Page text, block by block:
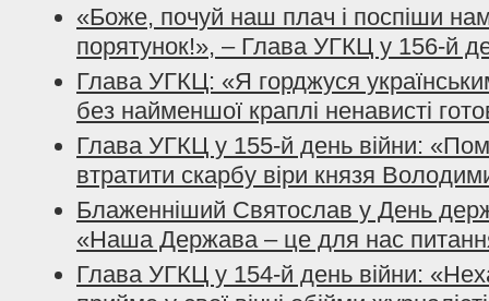
«Боже, почуй наш плач і поспіши
порятунок!», – Глава УГКЦ у 156-й
Глава УГКЦ: «Я горджуся
без найменшої краплі ненависті
Глава УГКЦ у 155-й день війни:
втратити скарбу віри князя
Блаженніший Святослав у День
«Наша Держава – це для нас
Глава УГКЦ у 154-й день війни: